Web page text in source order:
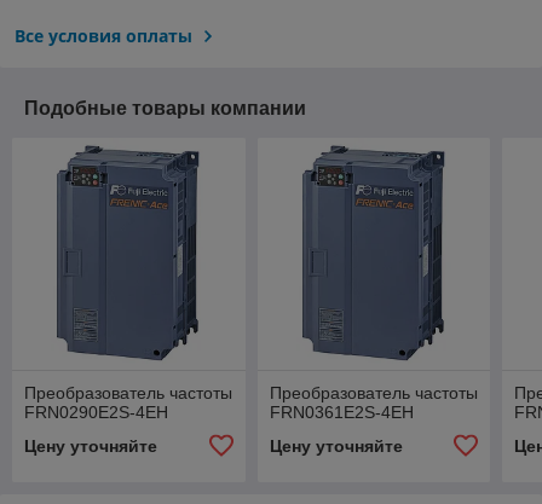
Все условия оплаты
Подобные товары компании
Преобразователь частоты
FRN0290E2S-4EH
Цену уточняйте
Преобразователь частоты
FRN0361E2S-4EH
Цену уточняйте